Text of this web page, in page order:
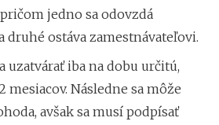
jedno sa odovzdá
druhé ostáva zamestnávateľovi.
uzatvárať iba na dobu určitú,
mesiacov. Následne sa môže
avšak sa musí podpísať